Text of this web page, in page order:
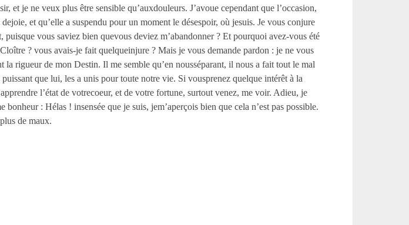
et je ne veux plus être sensible qu’auxdouleurs. J’avoue cependant que l’occasion,
et qu’elle a suspendu pour un moment le désespoir, où jesuis. Je vous conjure
vous saviez bien quevous deviez m’abandonner ? Et pourquoi avez-vous été
? vous avais-je fait quelqueinjure ? Mais je vous demande pardon : je ne vous
la rigueur de mon Destin. Il me semble qu’en nousséparant, il nous a fait tout le mal
que lui, les a unis pour toute notre vie. Si vousprenez quelque intérêt à la
l’état de votrecoeur, et de votre fortune, surtout venez, me voir. Adieu, je
: Hélas ! insensée que je suis, jem’aperçois bien que cela n’est pas possible.
de maux.